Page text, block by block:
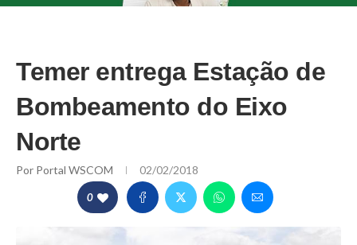
Temer entrega Estação de
Bombeamento do Eixo
Norte
Por Portal WSCOM 02/02/2018
0